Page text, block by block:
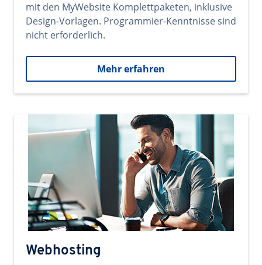
mit den MyWebsite Komplettpaketen, inklusive
Design-Vorlagen. Programmier-Kenntnisse sind
nicht erforderlich.
Mehr erfahren
Webhosting